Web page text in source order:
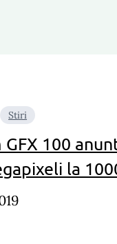
Stiri
GFX 100
la